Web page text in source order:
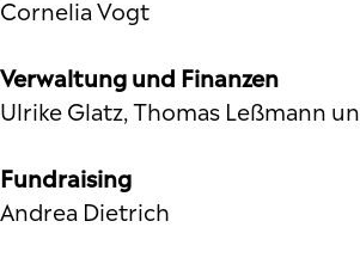
Cornelia Vogt
Verwaltung und Finanzen
Ulrike Glatz, Thomas Leßmann
Fundraising
Andrea Dietrich